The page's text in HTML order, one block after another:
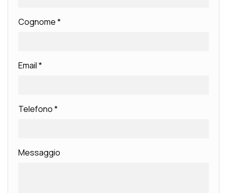
Cognome*
Email*
Telefono*
Messaggio